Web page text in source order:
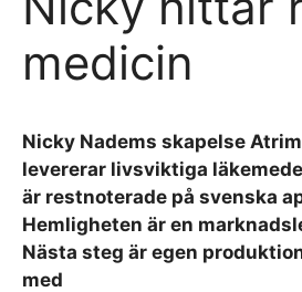
medicin
Nicky Nadems skapelse
levererar livsviktiga
är restnoterade på svenska
Hemligheten är en
Nästa steg är egen
med